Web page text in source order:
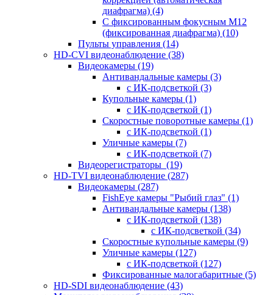
диафрагма) (4)
С фиксированным фокусным М12
(фиксированная диафрагма) (10)
Пульты управления (14)
HD-CVI видеонаблюдение (38)
Видеокамеры (19)
Антивандальные камеры (3)
с ИК-подсветкой (3)
Купольные камеры (1)
с ИК-подсветкой (1)
Скоростные поворотные камеры (1)
с ИК-подсветкой (1)
Уличные камеры (7)
с ИК-подсветкой (7)
Видеорегистраторы (19)
HD-TVI видеонаблюдение (287)
Видеокамеры (287)
FishEye камеры "Рыбий глаз" (1)
Антивандальные камеры (138)
с ИК-подсветкой (138)
с ИК-подсветкой (34)
Скоростные купольные камеры (9)
Уличные камеры (127)
с ИК-подсветкой (127)
Фиксированные малогабаритные (5)
HD-SDI видеонаблюдение (43)